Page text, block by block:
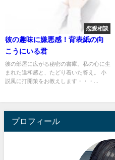
恋愛相談
彼の趣味に嫌悪感！背表紙の向
こうにいる君
彼の部屋に広がる秘密の書庫。私の心に生
まれた違和感と、たどり着いた答え。 小
説風に打開策をお教えします・・・...
プロフィール